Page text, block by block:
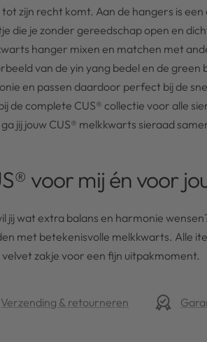
zijn recht komt. Aan de hangers is
die je zonder gereedschap open en
hanger mixen en matchen met
van de yin yang bedel en de green
en passen daardoor perfect bij de
de complete CUS® collectie voor alle
jij jouw CUS® melkkwarts sieraad
voor mij én voor
jij wat extra balans en harmonie
met betekenisvolle melkkwarts. Alle
velvet zakje voor een fijn uitpakmoment.
Verzending & retourneren